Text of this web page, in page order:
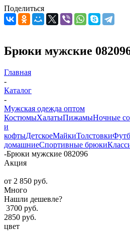
Поделиться
Брюки мужские
Главная
-
Каталог
-
Мужская одежда оптом
КостюмыХалатыПижамыНочные
и
кофтыДетскоеМайкиТолстовки
домашниеСпортивные брюки
-Брюки мужские 082096
Акция
от 2 850 руб.
Много
Нашли дешевле?
3700 руб.
2850 руб.
цвет